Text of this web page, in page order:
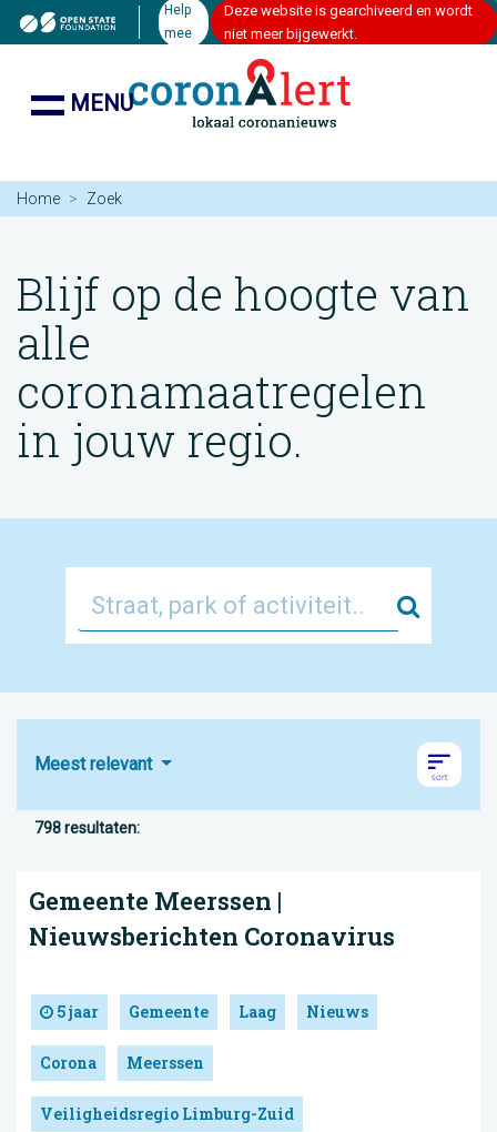
Help
mee
Deze website is gearchiveerd en wordt
niet meer bijgewerkt.
MENU
Home Zoek
Blijf op de hoogte van
alle
coronamaatregelen
in jouw regio.
Zoek
Meest relevant
798 resultaten:
Gemeente Meerssen |
Nieuwsberichten Coronavirus
5 jaar Gemeente Laag Nieuws
Corona Meerssen
Veiligheidsregio Limburg-Zuid